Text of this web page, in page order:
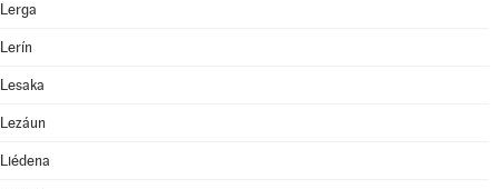
Lerga
Lerín
Lesaka
Lezáun
Liédena